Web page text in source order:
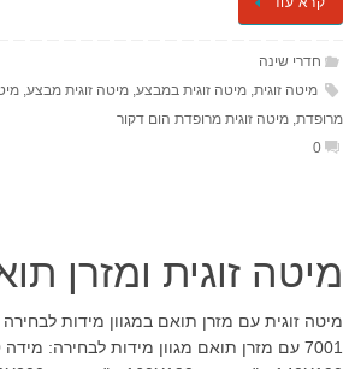
חדרי שינה
מיטה זוגית, מיטה זוגית במבצע, מיטה זוגית מבצע,
מרופדת מיטה זוגית מרופדת הום דקור
0
מיטה זוגית ומזרן
מיטה זוגית עם מזרן תואם במגוון מידות